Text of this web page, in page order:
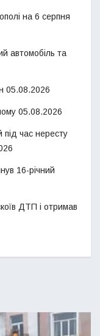
на 6 серпня
автомобіль та
05.08.2026
05.08.2026
під час нересту
16-річний
ДТП і отримав